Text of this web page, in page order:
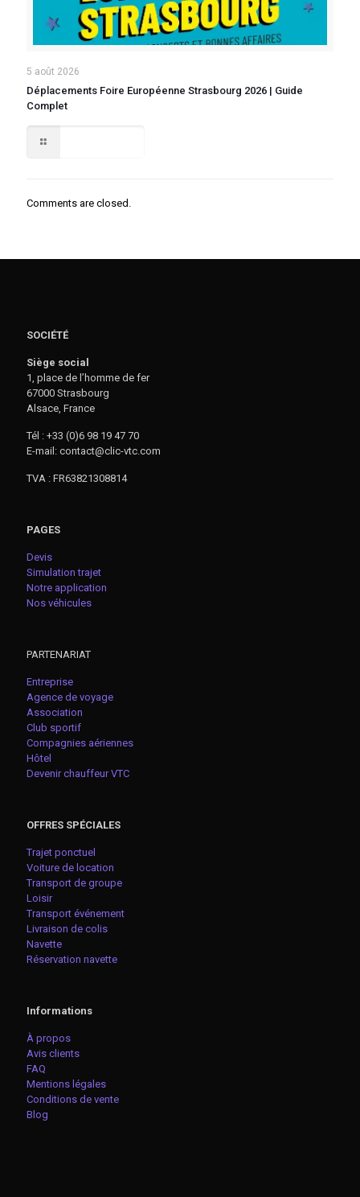
5 août 2026
Déplacements Foire Européenne Strasbourg 2026 | Guide
Complet
Comments are closed.
SOCIÉTÉ
Siège social
1, place de l’homme de fer
67000 Strasbourg
Alsace, France
Tél : +33 (0)6 98 19 47 70
E-mail: contact@clic-vtc.com
TVA : FR63821308814
PAGES
Devis
Simulation trajet
Notre application
Nos véhicules
PARTENARIAT
Entreprise
Agence de voyage
Association
Club sportif
Compagnies aériennes
Hôtel
Devenir chauffeur VTC
OFFRES SPÉCIALES
Trajet ponctuel
Voiture de location
Transport de groupe
Loisir
Transport événement
Livraison de colis
Navette
Réservation navette
Informations
À propos
Avis clients
FAQ
Mentions légales
Conditions de vente
Blog